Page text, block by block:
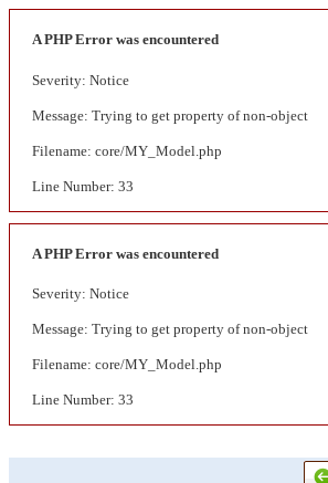
A PHP Error was encountered
Severity: Notice
Message: Trying to get property of non-object
Filename: core/MY_Model.php
Line Number: 33
A PHP Error was encountered
Severity: Notice
Message: Trying to get property of non-object
Filename: core/MY_Model.php
Line Number: 33